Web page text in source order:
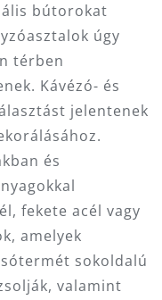
bútorokat
úgy
térben
Kávézó- és
jelentenek
és
fekete acél vagy
amelyek
sokoldalú
valamint